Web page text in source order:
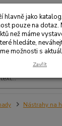
Nástrahy na
hlavně jako
pouze na dotaz.
než máme
hledáte,
možnosti s
Zavřít